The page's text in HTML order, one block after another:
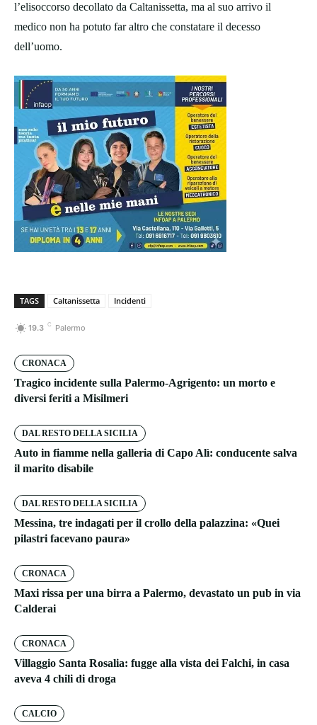
l’elisoccorso decollato da Caltanissetta, ma al suo arrivo il
medico non ha potuto far altro che constatare il decesso
dell’uomo.
TAGS Caltanissetta Incidenti
19.3 C Palermo
CRONACA
Tragico incidente sulla Palermo-Agrigento: un morto e
diversi feriti a Misilmeri
DAL RESTO DELLA SICILIA
Auto in fiamme nella galleria di Capo Alì: conducente salva
il marito disabile
DAL RESTO DELLA SICILIA
Messina, tre indagati per il crollo della palazzina: «Quei
pilastri facevano paura»
CRONACA
Maxi rissa per una birra a Palermo, devastato un pub in via
Calderai
CRONACA
Villaggio Santa Rosalia: fugge alla vista dei Falchi, in casa
aveva 4 chili di droga
CALCIO